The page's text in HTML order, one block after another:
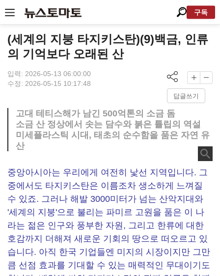
구독
(세계의 지붕 타지키스탄)(9)백금, 인류
의 기억보다 오래된 산
입력: 2026-05-13 06:00:00
수정: 2026-05-15 10:17:48
답글쓰기
고대 테티스해가 남긴 500억톤의 소금 돔
소금 산 정상에서 솟는 담수와 붉은 튤립의 역설
미세플라스틱 시대, 태초의 순수함을 품은 자연 유
산
중앙아시아는 우리에게 여전히 낯선 지역입니다. 그
중에서도 타지키스탄은 이름조차 생소하게 느껴질
수 있죠. 그러나 해발 3000미터가 넘는 산악지대와
'세계의 지붕'으로 불리는 파미르 고원을 품은 이 나
라는 젊은 인구와 풍부한 자원, 그리고 한류에 대한
호감까지 더해져 새로운 기회의 땅으로 떠오르고 있
습니다. 아직 한국 기업들엔 미지의 시장이지만 그만
큼 선점 효과를 기대할 수 있는 매력적인 무대이기도